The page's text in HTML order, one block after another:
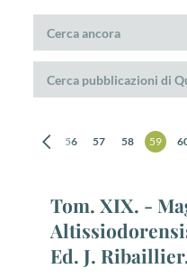
55 56 57 58 59
Tom. XIX. -
Ed. J.